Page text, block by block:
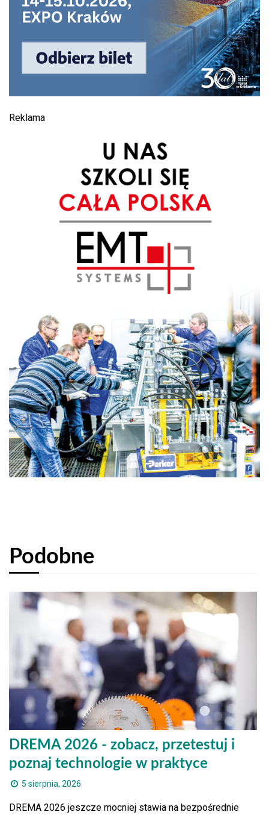
Reklama
Podobne
DREMA 2026 - zobacz, przetestuj i
poznaj technologie w praktyce
5 sierpnia, 2026
DREMA 2026 jeszcze mocniej stawia na bezpośrednie